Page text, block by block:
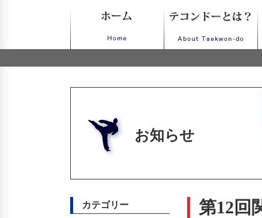
お知らせ
カテゴリー
第12回